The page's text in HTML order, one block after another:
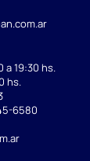
a 19:30 hs.
hs.
6580